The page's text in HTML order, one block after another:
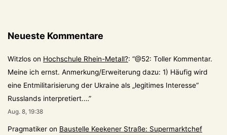
Neueste Kommentare
Witzlos on Hochschule Rhein-Metall?: “@52: Toller Kommentar.
Meine ich ernst. Anmerkung/Erweiterung dazu: 1) Häufig wird
eine Entmilitarisierung der Ukraine als „legitimes Interesse“
Russlands interpretiert.…”
Aug. 8, 19:38
Pragmatiker on Baustelle Keekener Straße: Supermarktchef